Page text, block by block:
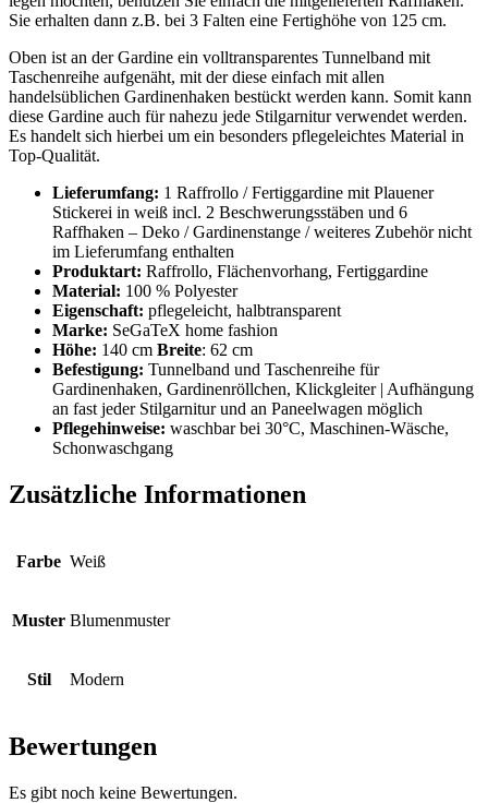
Sie erhalten dann z.B. bei 3 Falten eine Fertighöhe von 125 cm.
Oben ist an der Gardine ein volltransparentes Tunnelband mit
Taschenreihe aufgenäht, mit der diese einfach mit allen
handelsüblichen Gardinenhaken bestückt werden kann. Somit kann
diese Gardine auch für nahezu jede Stilgarnitur verwendet werden.
Es handelt sich hierbei um ein besonders pflegeleichtes Material in
Top-Qualität.
Lieferumfang: 1 Raffrollo / Fertiggardine mit Plauener
Stickerei in weiß incl. 2 Beschwerungsstäben und 6
Raffhaken – Deko / Gardinenstange / weiteres Zubehör nicht
im Lieferumfang enthalten
Produktart: Raffrollo, Flächenvorhang, Fertiggardine
Material: 100 % Polyester
Eigenschaft: pflegeleicht, halbtransparent
Marke: SeGaTeX home fashion
Höhe: 140 cm Breite: 62 cm
Befestigung: Tunnelband und Taschenreihe für
Gardinenhaken, Gardinenröllchen, Klickgleiter | Aufhängung
an fast jeder Stilgarnitur und an Paneelwagen möglich
Pflegehinweise: waschbar bei 30°C, Maschinen-Wäsche,
Schonwaschgang
Zusätzliche Informationen
Farbe Weiß
Muster Blumenmuster
Stil Modern
Bewertungen
Es gibt noch keine Bewertungen.